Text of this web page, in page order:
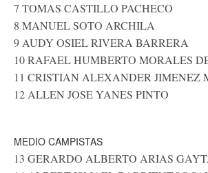
7 TOMAS CASTILLO PACHECO
8 MANUEL SOTO ARCHILA
9 AUDY OSIEL RIVERA BARRERA
10 RAFAEL HUMBERTO MORALES
11 CRISTIAN ALEXANDER JIMENEZ
12 ALLEN JOSE YANES PINTO
MEDIO CAMPISTAS
13 GERARDO ALBERTO ARIAS